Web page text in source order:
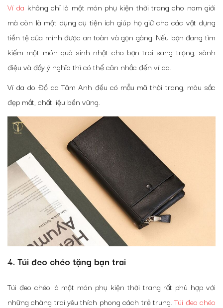
Ví da không chỉ là một món phụ kiện thời trang cho nam giới
mà còn là một dụng cụ tiện ích giúp họ giữ cho các vật dụng
tiền tệ của mình được an toàn và gọn gàng. Nếu bạn đang tìm
kiếm một món quà sinh nhật cho bạn trai sang trọng, sành
điệu và đầy ý nghĩa thì có thể cân nhắc đến ví da.
Ví da do Đồ da Tâm Anh đều có mẫu mã thời trang, màu sắc
đẹp mắt, chất liệu bền vững.
4. Túi đeo chéo tặng bạn trai
Túi đeo chéo là một món phụ kiện thời trang rất phù hợp với
những chàng trai yêu thích phong cách trẻ trung.Túi đeo chéo